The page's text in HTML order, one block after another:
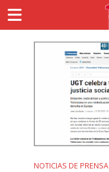
NOTICIAS DE PRENSA